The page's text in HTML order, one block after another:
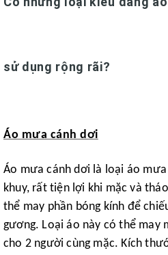
sử dụng rộng rãi?
Áo mưa cánh dơi
Áo mưa cánh dơi là loại áo
khuy, rất tiện lợi khi mặc và
thể may phần bóng kính để
gương. Loại áo này có thể may
cho 2 người cùng mặc. Kích